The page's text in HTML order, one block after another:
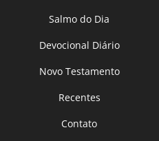
Salmo do Dia
Devocional Diário
Novo Testamento
Recentes
Contato